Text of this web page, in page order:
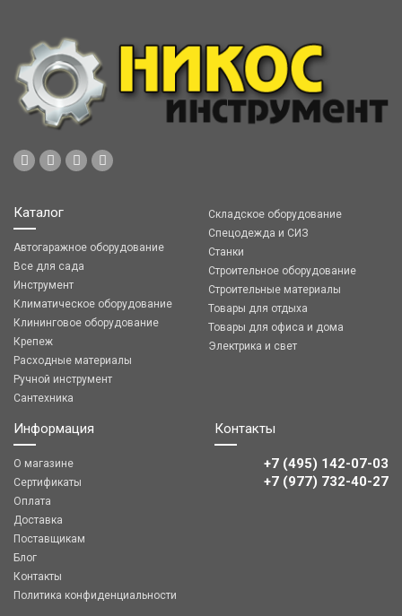
Каталог
Автогаражное оборудование
Все для сада
Инструмент
Климатическое оборудование
Клининговое оборудование
Крепеж
Расходные материалы
Ручной инструмент
Сантехника
Складское оборудование
Спецодежда и СИЗ
Станки
Строительное оборудование
Строительные материалы
Товары для отдыха
Товары для офиса и дома
Электрика и свет
Информация
О магазине
Сертификаты
Оплата
Доставка
Поставщикам
Блог
Контакты
Политика конфиденциальности
Контакты
+7 (495) 142-07-03
‎‎+7 (977) 732-40-27